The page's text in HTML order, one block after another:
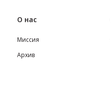
О нас
Миссия
Архив